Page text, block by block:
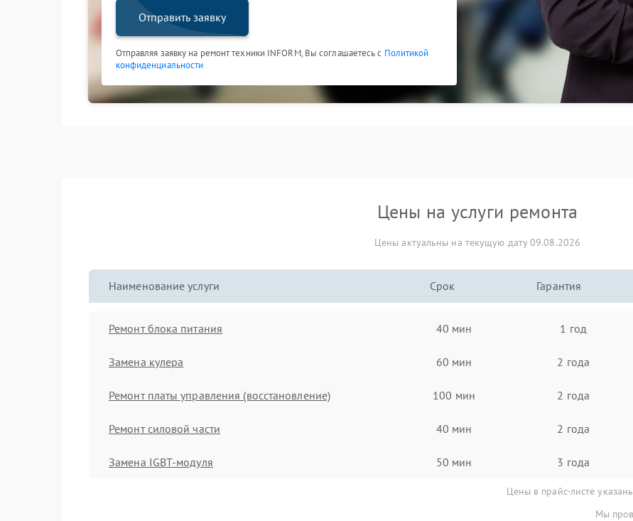
Отправить заявку
Отправляя заявку на ремонт техники INFORM, Вы соглашаетесь с Политикой
конфиденциальности
Цены на услуги ремонта
Цены актуальны на текущую дату 09.08.2026
Наименование услуги Срок Гарантия
Ремонт блока питания 40 мин 1 год
Замена кулера 60 мин 2 года
Ремонт платы управления (восстановление) 100 мин 2 года
Ремонт силовой части 40 мин 2 года
Замена IGBT-модуля 50 мин 3 года
Цены в прайс-листе
Мы